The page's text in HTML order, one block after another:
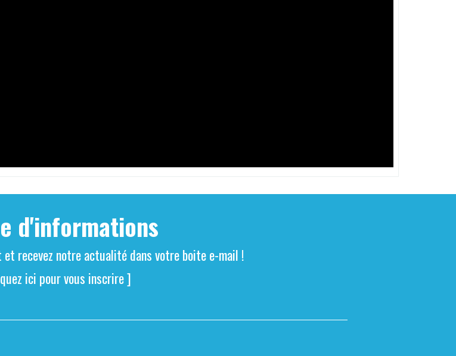
d'informations
recevez notre actualité dans votre boite e-mail !
ici pour vous inscrire ]